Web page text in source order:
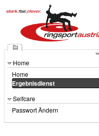
Home
Home
Ergebnisdienst
Selfcare
Passwort Ändern